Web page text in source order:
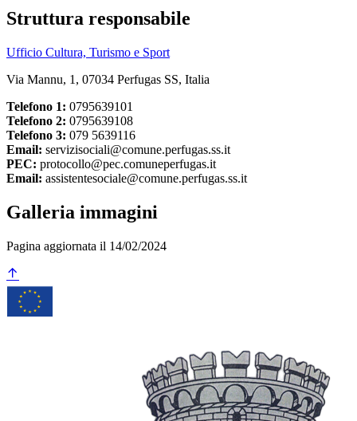
Struttura responsabile
Ufficio Cultura, Turismo e Sport
Via Mannu, 1, 07034 Perfugas SS, Italia
Telefono 1: 0795639101
Telefono 2: 0795639108
Telefono 3: 079 5639116
Email: servizisociali@comune.perfugas.ss.it
PEC: protocollo@pec.comuneperfugas.it
Email: assistentesociale@comune.perfugas.ss.it
Galleria immagini
Pagina aggiornata il 14/02/2024